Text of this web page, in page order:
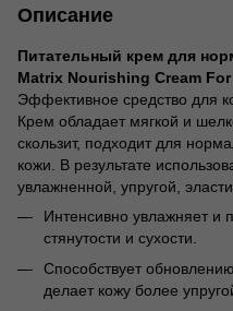
Описание
Питательный крем для
Matrix Nourishing Cream
Эффективное средство для
Крем обладает мягкой и
скользит, подходит для
кожи. В результате
увлажненной, упругой,
Интенсивно увлажняет и
стянутости и сухости.
Способствует
делает кожу более